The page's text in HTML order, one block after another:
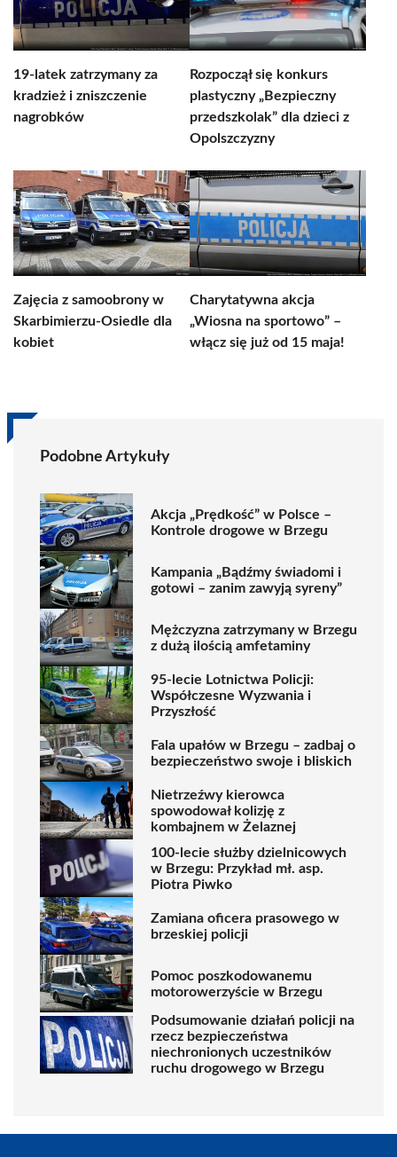
19-latek zatrzymany za
kradzież i zniszczenie
nagrobków
Rozpoczął się konkurs
plastyczny „Bezpieczny
przedszkolak” dla dzieci z
Opolszczyzny
Zajęcia z samoobrony w
Skarbimierzu-Osiedle dla
kobiet
Charytatywna akcja
„Wiosna na sportowo” –
włącz się już od 15 maja!
Podobne Artykuły
Akcja „Prędkość” w Polsce –
Kontrole drogowe w Brzegu
Kampania „Bądźmy świadomi i
gotowi – zanim zawyją syreny”
Mężczyzna zatrzymany w Brzegu
z dużą ilością amfetaminy
95-lecie Lotnictwa Policji:
Współczesne Wyzwania i
Przyszłość
Fala upałów w Brzegu – zadbaj o
bezpieczeństwo swoje i bliskich
Nietrzeźwy kierowca
spowodował kolizję z
kombajnem w Żelaznej
100-lecie służby dzielnicowych
w Brzegu: Przykład mł. asp.
Piotra Piwko
Zamiana oficera prasowego w
brzeskiej policji
Pomoc poszkodowanemu
motorowerzyście w Brzegu
Podsumowanie działań policji na
rzecz bezpieczeństwa
niechronionych uczestników
ruchu drogowego w Brzegu